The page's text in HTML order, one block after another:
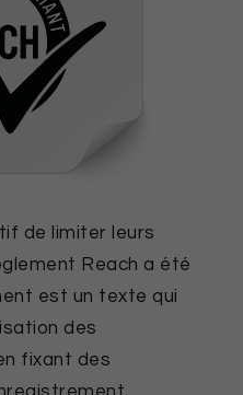
de limiter leurs
Reach a été
est un texte qui
des
fixant des